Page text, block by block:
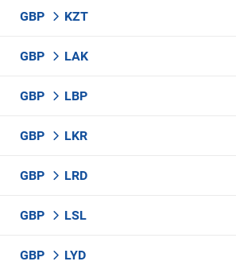
GBP KZT
GBP LAK
GBP LBP
GBP LKR
GBP LRD
GBP LSL
GBP LYD